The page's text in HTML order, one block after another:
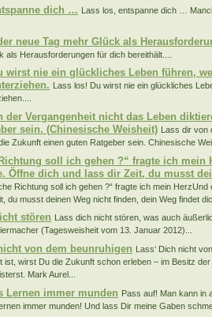
dich … Lass los, entspanne dich …
neue Tag mehr Glück als
als Herausforderungen für dich bereithält....
wirst nie ein glückliches Leben führen,
Lass los! Du wirst nie ein glückliches
der Vergangenheit nicht das Leben
sein. (Chinesische Weisheit) Lass dir von
Zukunft einen guten Ratgeber sein. Chinesische
soll ich gehen ?“ fragte ich mein
Öffne dich und lass dir Zeit, du musst
Richtung soll ich gehen ?“ fragte ich mein
du musst deinen Weg nicht finden, dein Weg findet
stören
Lass dich nicht stören, was auch
(Tagesweisheit vom 13. Januar 2012)...
von dem beunruhigen Lass‘ Dich nicht
ist, wirst Du die Zukunft schon erleben – im Besitz
Mark Aurel...
Lernen immer munden Pass auf! Man kann in
immer munden! Und lass Dir meine Gaben